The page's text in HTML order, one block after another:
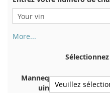
More...
d'immatriculation. Et aussi
Centrer contre la cloison
Manneq
uin